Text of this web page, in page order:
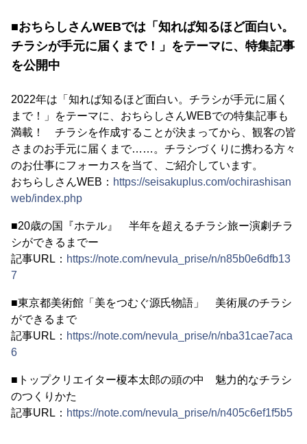
■おちらしさんWEBでは「知れば知るほど面白い。
チラシが手元に届くまで！」をテーマに、特集記事
を公開中
2022年は「知れば知るほど面白い。チラシが手元に届く
まで！」をテーマに、おちらしさんWEBでの特集記事も
満載！ チラシを作成することが決まってから、観客の皆
さまのお手元に届くまで……。チラシづくりに携わる方々
のお仕事にフォーカスを当て、ご紹介しています。
おちらしさんWEB： https://seisakuplus.com/ochirashisan
web/index.php
■20歳の国『ホテル』 半年を超えるチラシ旅ー演劇チラ
シができるまでー
記事URL： https://note.com/nevula_prise/n/n85b0e6dfb13
7
■東京都美術館「美をつむぐ源氏物語」 美術展のチラシ
ができるまで
記事URL： https://note.com/nevula_prise/n/nba31cae7aca
6
■トップクリエイター榎本太郎の頭の中 魅力的なチラシ
のつくりかた
記事URL： https://note.com/nevula_prise/n/n405c6ef1f5b5